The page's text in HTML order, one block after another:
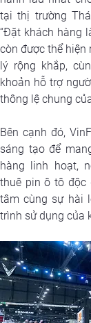
tại thị trường
“Đặt khách hàng
còn được thể hiện
lý rộng khắp,
khoản hỗ trợ
thông lệ chung
Bên cạnh đó,
sáng tạo để
hàng linh hoạt,
thuê pin ô tô độc
tâm cùng sự hài
trình sử dụng của